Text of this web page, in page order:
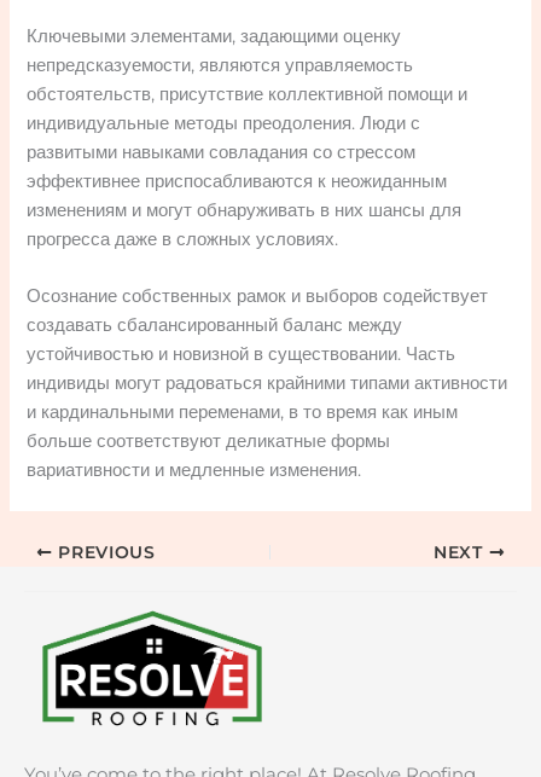
Ключевыми элементами, задающими оценку
непредсказуемости, являются управляемость
обстоятельств, присутствие коллективной помощи и
индивидуальные методы преодоления. Люди с
развитыми навыками совладания со стрессом
эффективнее приспосабливаются к неожиданным
изменениям и могут обнаруживать в них шансы для
прогресса даже в сложных условиях.
Осознание собственных рамок и выборов содействует
создавать сбалансированный баланс между
устойчивостью и новизной в существовании. Часть
индивиды могут радоваться крайними типами активности
и кардинальными переменами, в то время как иным
больше соответствуют деликатные формы
вариативности и медленные изменения.
PREVIOUS NEXT